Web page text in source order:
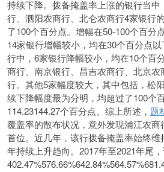
持续下降。拨备掩盖率上涨的银行当
行、泗阳农商行、北仑农商行4家银行
了100个百分点。增幅在50-100个百分
14家银行增幅较小，均在30个百分点
行中，6家银行降幅较小，均在10个百
商行、南京银行、昌吉农商行、北京
行。其他5家幅度较大，其中包括，松
续下降幅度最为分明，均超过了100个
114.23144.27个百分点。综上所述， 题
覆盖率的散布状况，意外发现浦江农商
首位。近几年，该行拨备掩盖率始终
年持续上升趋向。2017年至2021年尾